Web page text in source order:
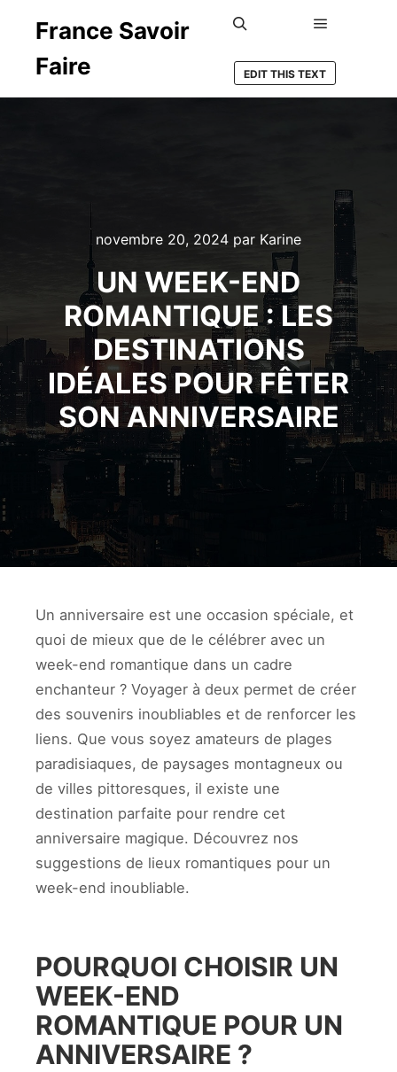
France Savoir
Faire
EDIT THIS TEXT
novembre 20, 2024 par Karine
UN WEEK-END
ROMANTIQUE : LES
DESTINATIONS
IDÉALES POUR FÊTER
SON ANNIVERSAIRE
Un anniversaire est une occasion spéciale, et
quoi de mieux que de le célébrer avec un
week-end romantique dans un cadre
enchanteur ? Voyager à deux permet de créer
des souvenirs inoubliables et de renforcer les
liens. Que vous soyez amateurs de plages
paradisiaques, de paysages montagneux ou
de villes pittoresques, il existe une
destination parfaite pour rendre cet
anniversaire magique. Découvrez nos
suggestions de lieux romantiques pour un
week-end inoubliable.
POURQUOI CHOISIR UN
WEEK-END
ROMANTIQUE POUR UN
ANNIVERSAIRE ?